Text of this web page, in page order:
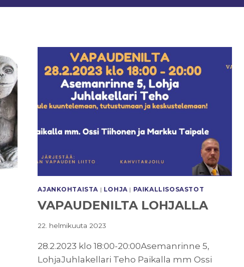
AJANKOHTAISTA | LOHJA | PAIKALLISOSASTOT
VAPAUDENILTA LOHJALLA
22. helmikuuta 2023
28.2.2023 klo 18:00-20:00Asemanrinne 5,
LohjaJuhlakellari Teho Paikalla mm Ossi